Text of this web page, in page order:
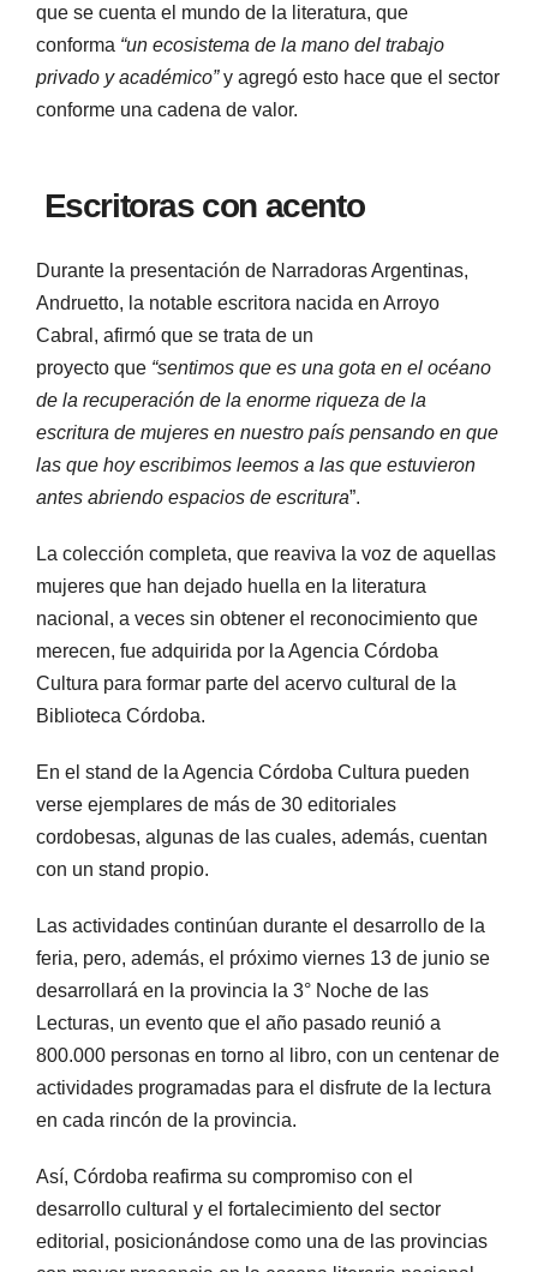
que se cuenta el mundo de la literatura, que
conforma “un ecosistema de la mano del trabajo
privado y académico”y agregó esto hace que el sector
conforme una cadena de valor.
Escritoras con acento
Durante la presentación de Narradoras Argentinas,
Andruetto, la notable escritora nacida en Arroyo
Cabral, afirmó que se trata de un
proyecto que “sentimos que es una gota en el océano
de la recuperación de la enorme riqueza de la
escritura de mujeres en nuestro país pensando en que
las que hoy escribimos leemos a las que estuvieron
antes abriendo espacios de escritura”.
La colección completa, que reaviva la voz de aquellas
mujeres que han dejado huella en la literatura
nacional, a veces sin obtener el reconocimiento que
merecen, fue adquirida por la Agencia Córdoba
Cultura para formar parte del acervo cultural de la
Biblioteca Córdoba.
En el stand de la Agencia Córdoba Cultura pueden
verse ejemplares de más de 30 editoriales
cordobesas, algunas de las cuales, además, cuentan
con un stand propio.
Las actividades continúan durante el desarrollo de la
feria, pero, además, el próximo viernes 13 de junio se
desarrollará en la provincia la 3° Noche de las
Lecturas, un evento que el año pasado reunió a
800.000 personas en torno al libro, con un centenar de
actividades programadas para el disfrute de la lectura
en cada rincón de la provincia.
Así, Córdoba reafirma su compromiso con el
desarrollo cultural y el fortalecimiento del sector
editorial, posicionándose como una de las provincias